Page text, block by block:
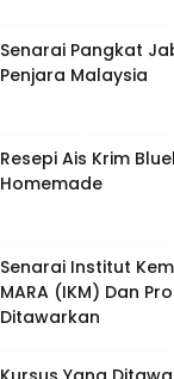
Senarai Pangkat
Penjara Malaysia
Resepi Ais Krim
Homemade
Senarai Institut
MARA (IKM) Dan
Ditawarkan